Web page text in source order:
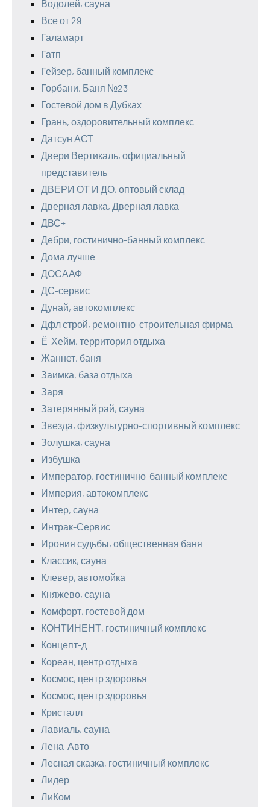
Водолей, сауна
Все от 29
Галамарт
Гатп
Гейзер, банный комплекс
Горбани, Баня №23
Гостевой дом в Дубках
Грань, оздоровительный комплекс
Датсун АСТ
Двери Вертикаль, официальный
представитель
ДВЕРИ ОТ И ДО, оптовый склад
Дверная лавка, Дверная лавка
ДВС+
Дебри, гостинично-банный комплекс
Дома лучше
ДОСААФ
ДС-сервис
Дунай, автокомплекс
Дфл строй, ремонтно-строительная фирма
Ё-Хейм, территория отдыха
Жаннет, баня
Заимка, база отдыха
Заря
Затерянный рай, сауна
Звезда, физкультурно-спортивный комплекс
Золушка, сауна
Избушка
Император, гостинично-банный комплекс
Империя, автокомплекс
Интер, сауна
Интрак-Сервис
Ирония судьбы, общественная баня
Классик, сауна
Клевер, автомойка
Княжево, сауна
Комфорт, гостевой дом
КОНТИНЕНТ, гостиничный комплекс
Концепт-д
Кореан, центр отдыха
Космос, центр здоровья
Космос, центр здоровья
Кристалл
Лавиаль, сауна
Лена-Авто
Лесная сказка, гостиничный комплекс
Лидер
ЛиКом